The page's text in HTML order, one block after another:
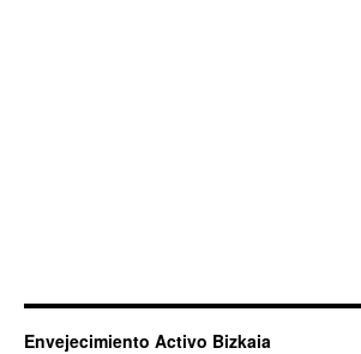
Envejecimiento Activo Bizkaia